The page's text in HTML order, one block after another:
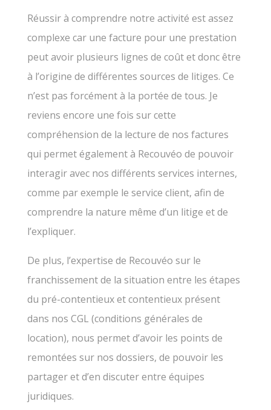
Réussir à comprendre notre activité est assez
complexe car une facture pour une prestation
peut avoir plusieurs lignes de coût et donc être
à l’origine de différentes sources de litiges. Ce
n’est pas forcément à la portée de tous. Je
reviens encore une fois sur cette
compréhension de la lecture de nos factures
qui permet également à Recouvéo de pouvoir
interagir avec nos différents services internes,
comme par exemple le service client, afin de
comprendre la nature même d’un litige et de
l’expliquer.
De plus, l’expertise de Recouvéo sur le
franchissement de la situation entre les étapes
du pré-contentieux et contentieux présent
dans nos CGL (conditions générales de
location), nous permet d’avoir les points de
remontées sur nos dossiers, de pouvoir les
partager et d’en discuter entre équipes
juridiques.